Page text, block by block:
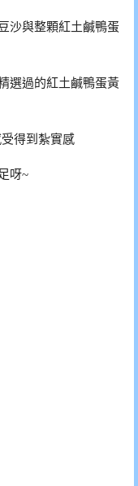
沙與整顆紅土鹹鴨蛋
選過的紅土鹹鴨蛋黃
得到紮實感
呀~